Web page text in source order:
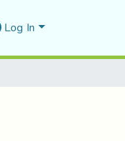
Log In